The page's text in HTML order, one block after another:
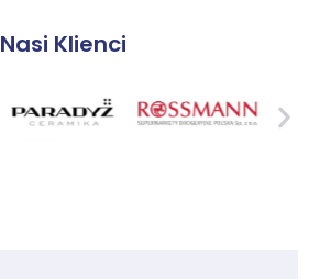
Nasi Klienci